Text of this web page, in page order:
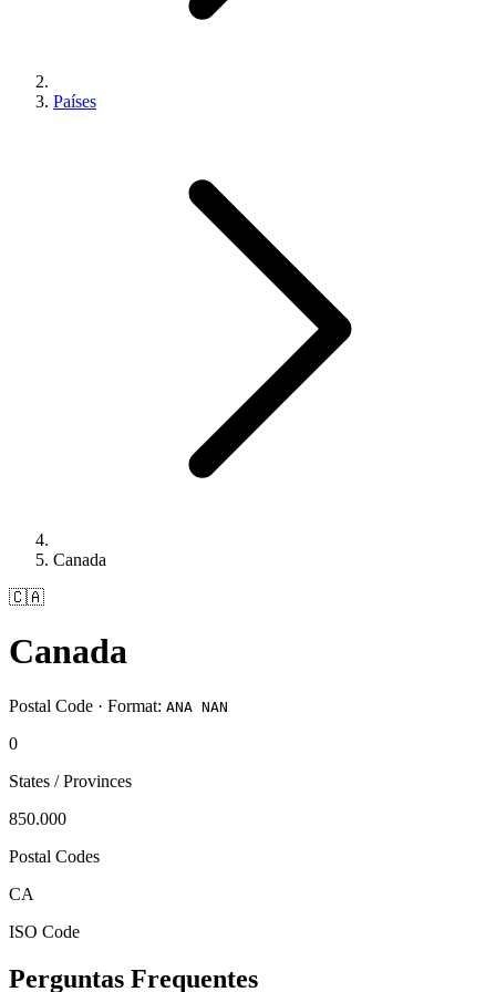
Países
Canada
🇨🇦
Canada
Postal Code · Format: ANA NAN
0
States / Provinces
850.000
Postal Codes
CA
ISO Code
Perguntas Frequentes